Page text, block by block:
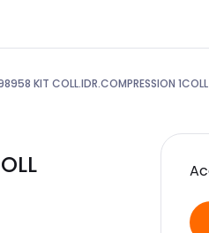
KIT COLL.IDR.COMPRESSION 1COLL